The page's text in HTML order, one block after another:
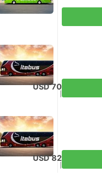
USD 70
USD 82